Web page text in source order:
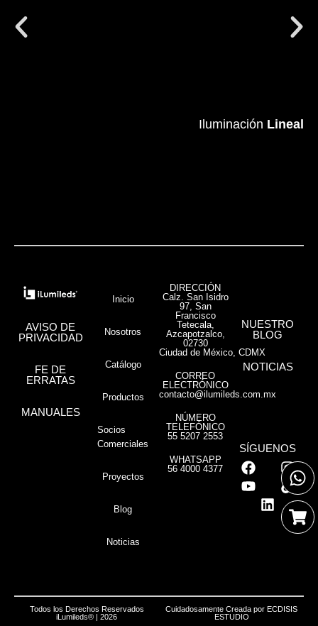
Iluminación Lineal
Iluminación Lineal
AVISO DE
PRIVACIDAD
FE DE
ERRATAS
MANUALES
Inicio
Nosotros
Catálogo
Productos
Socios
Comerciales
Proyectos
Blog
Noticias
DIRECCIÓN
Calz. San Isidro
97, San
Francisco
Tetecala,
Azcapotzalco,
02730
Ciudad de México, CDMX
CORREO
ELECTRÓNICO
contacto@ilumileds.com.mx
NÚMERO
TELEFÓNICO
55 5207 2553
WHATSAPP
56 4000 4377
NUESTRO
BLOG
NOTICIAS
SÍGUENOS
Todos los Derechos Reservados
iLumileds® | 2026
Cuidadosamente Creada por ECDISIS
ESTUDIO